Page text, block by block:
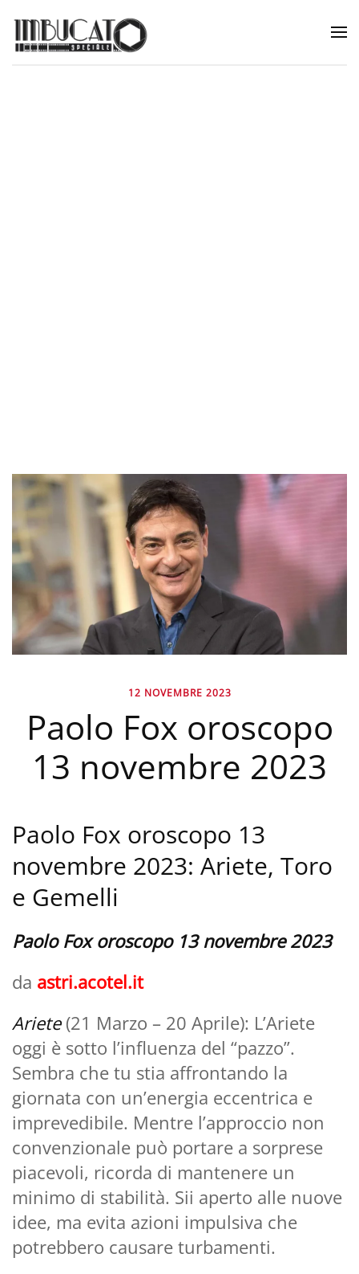
12 NOVEMBRE 2023
Paolo Fox oroscopo
13 novembre 2023
Paolo Fox oroscopo 13
novembre 2023: Ariete, Toro
e Gemelli
Paolo Fox oroscopo 13 novembre 2023
da astri.acotel.it
Ariete(21 Marzo – 20 Aprile): L’Ariete
oggi è sotto l’influenza del “pazzo”.
Sembra che tu stia affrontando la
giornata con un’energia eccentrica e
imprevedibile. Mentre l’approccio non
convenzionale può portare a sorprese
piacevoli, ricorda di mantenere un
minimo di stabilità. Sii aperto alle nuove
idee, ma evita azioni impulsiva che
potrebbero causare turbamenti.